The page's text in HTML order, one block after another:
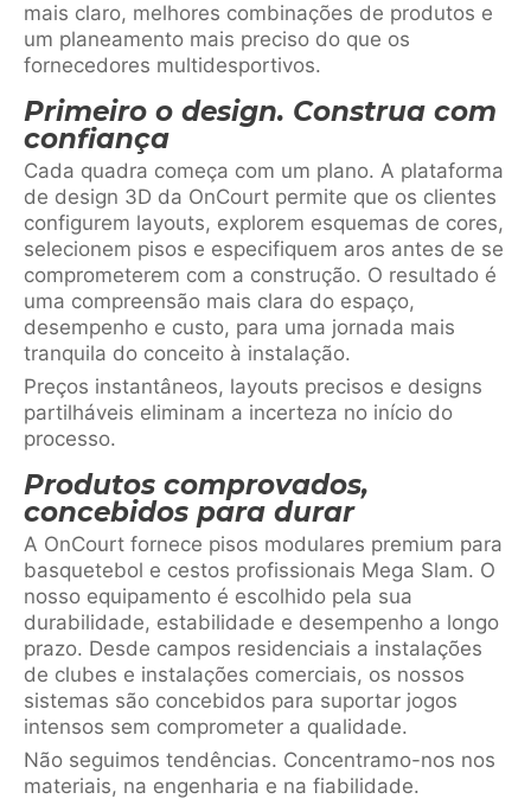
mais claro, melhores combinações de produtos e
um planeamento mais preciso do que os
fornecedores multidesportivos.
Primeiro o design. Construa com
confiança
Cada quadra começa com um plano. A plataforma
de design 3D da OnCourt permite que os clientes
configurem layouts, explorem esquemas de cores,
selecionem pisos e especifiquem aros antes de se
comprometerem com a construção. O resultado é
uma compreensão mais clara do espaço,
desempenho e custo, para uma jornada mais
tranquila do conceito à instalação.
Preços instantâneos, layouts precisos e designs
partilháveis eliminam a incerteza no início do
processo.
Produtos comprovados,
concebidos para durar
A OnCourt fornece pisos modulares premium para
basquetebol e cestos profissionais Mega Slam. O
nosso equipamento é escolhido pela sua
durabilidade, estabilidade e desempenho a longo
prazo. Desde campos residenciais a instalações
de clubes e instalações comerciais, os nossos
sistemas são concebidos para suportar jogos
intensos sem comprometer a qualidade.
Não seguimos tendências. Concentramo-nos nos
materiais, na engenharia e na fiabilidade.